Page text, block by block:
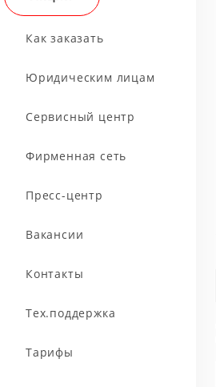
Как заказать
Юридическим лицам
Сервисный центр
Фирменная сеть
Пресс-центр
Вакансии
Контакты
Тех.поддержка
Тарифы